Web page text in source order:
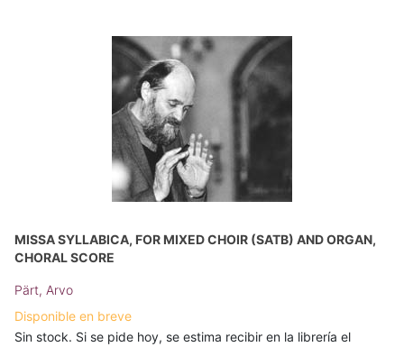
MISSA SYLLABICA, FOR MIXED CHOIR (SATB) AND ORGAN,
CHORAL SCORE
Pärt, Arvo
Disponible en breve
Sin stock. Si se pide hoy, se estima recibir en la librería el